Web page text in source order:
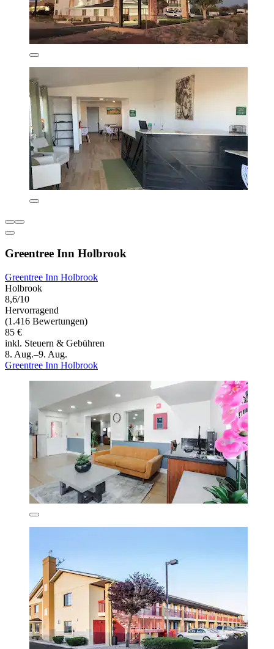
Greentree Inn Holbrook
Greentree Inn Holbrook
Holbrook
8,6/10
Hervorragend
(1.416 Bewertungen)
85 €
inkl. Steuern & Gebühren
8. Aug.–9. Aug.
Greentree Inn Holbrook